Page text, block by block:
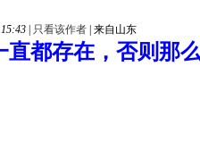
只看该作者 来自山东
直都存在，否则那